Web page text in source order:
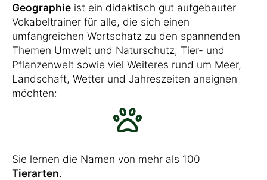
Geographie ist ein didaktisch gut aufgebauter
Vokabeltrainer für alle, die sich einen
umfangreichen Wortschatz zu den spannenden
Themen Umwelt und Naturschutz, Tier- und
Pflanzenwelt sowie viel Weiteres rund um Meer,
Landschaft, Wetter und Jahreszeiten aneignen
möchten:
Sie lernen die Namen von mehr als 100
Tierarten.